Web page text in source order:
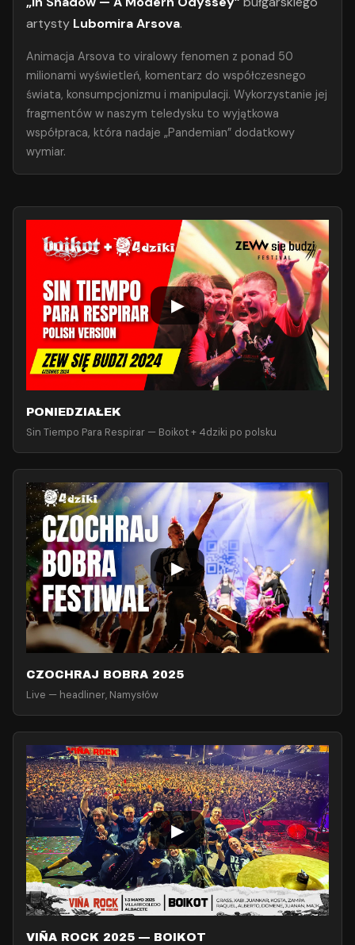
artysty Lubomira Arsova.
Animacja Arsova to viralowy fenomen z ponad 50
milionami wyświetleń, komentarz do współczesnego
świata, konsumpcjonizmu i manipulacji. Wykorzystanie jej
fragmentów w naszym teledysku to wyjątkowa
współpraca, która nadaje „Pandemian” dodatkowy
wymiar.
▶
PONIEDZIAŁEK
Sin Tiempo Para Respirar — Boikot + 4dziki po polsku
▶
CZOCHRAJ BOBRA 2025
Live — headliner, Namysłów
▶
VIÑA ROCK 2025 — BOIKOT